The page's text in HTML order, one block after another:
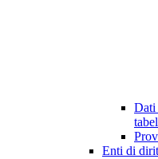
Dati
Enti di